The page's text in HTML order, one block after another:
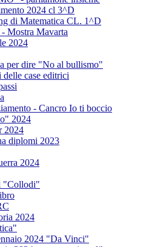
2024 cl 3^D
di Matematica CL. 1^D
Mostra Mavarta
2024
per dire "No al bullismo"
delle case editrici
- Cancro Io ti boccio
2024
2024
diplomi 2023
2024
"Collodi"
2024
2024 "Da Vinci"